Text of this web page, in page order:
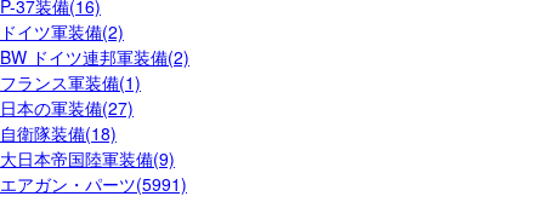
P-37装備(16)
ドイツ軍装備(2)
BW ドイツ連邦軍装備(2)
フランス軍装備(1)
日本の軍装備(27)
自衛隊装備(18)
大日本帝国陸軍装備(9)
エアガン・パーツ(5991)